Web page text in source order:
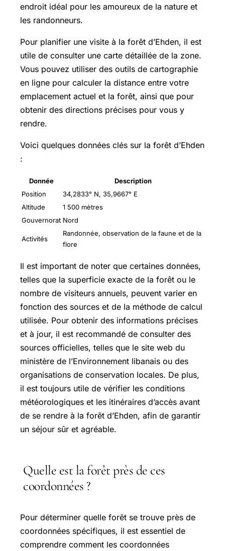
endroit idéal pour les amoureux de la nature et
les randonneurs.
Pour planifier une visite à la forêt d’Ehden, il est
utile de consulter une carte détaillée de la zone.
Vous pouvez utiliser des outils de cartographie
en ligne pour calculer la distance entre votre
emplacement actuel et la forêt, ainsi que pour
obtenir des directions précises pour vous y
rendre.
Voici quelques données clés sur la forêt d’Ehden
:
Donnée
Description
Position
34,2833° N, 35,9667° E
Altitude
1 500 mètres
Gouvernorat Nord
Activités
Randonnée, observation de la faune et de la
flore
Il est important de noter que certaines données,
telles que la superficie exacte de la forêt ou le
nombre de visiteurs annuels, peuvent varier en
fonction des sources et de la méthode de calcul
utilisée. Pour obtenir des informations précises
et à jour, il est recommandé de consulter des
sources officielles, telles que le site web du
ministère de l’Environnement libanais ou des
organisations de conservation locales. De plus,
il est toujours utile de vérifier les conditions
météorologiques et les itinéraires d’accès avant
de se rendre à la forêt d’Ehden, afin de garantir
un séjour sûr et agréable.
Quelle est la forêt près de ces
coordonnées ?
Pour déterminer quelle forêt se trouve près de
coordonnées spécifiques, il est essentiel de
comprendre comment les coordonnées